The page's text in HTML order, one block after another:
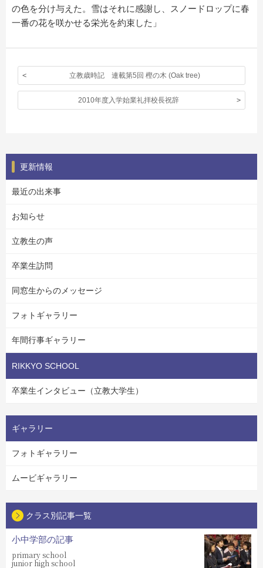
の色を分け与えた。雪はそれに感謝し、スノードロップに春
一番の花を咲かせる栄光を約束した」
立教歳時記 連載第5回 樫の木 (Oak tree)
2010年度入学始業礼拝校長祝辞
更新情報
最近の出来事
お知らせ
立教生の声
卒業生訪問
同窓生からのメッセージ
フォトギャラリー
年間行事ギャラリー
RIKKYO SCHOOL
卒業生インタビュー（立教大学生）
ギャラリー
フォトギャラリー
ムービギャラリー
クラス別記事一覧
小中学部の記事
primary school
junior high school